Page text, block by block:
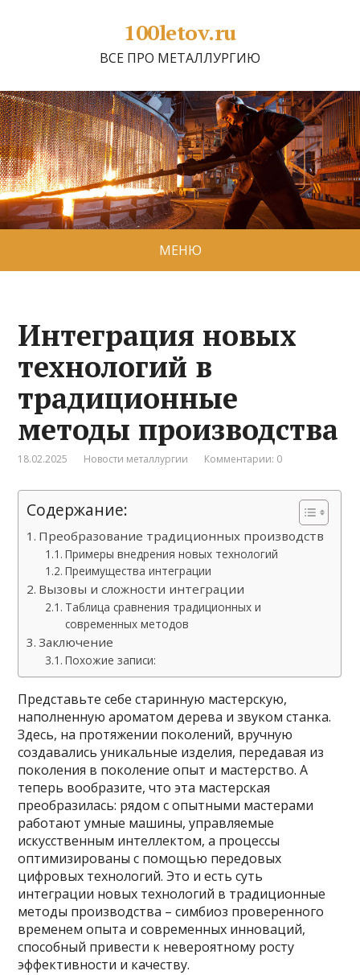
100letov.ru
ВСЕ ПРО МЕТАЛЛУРГИЮ
МЕНЮ
Интеграция новых
технологий в
традиционные
методы производства
18.02.2025 Новости металлургии Комментарии: 0
Содержание:
Преобразование традиционных производств
Примеры внедрения новых технологий
Преимущества интеграции
Вызовы и сложности интеграции
Таблица сравнения традиционных и
современных методов
Заключение
Похожие записи:
Представьте себе старинную мастерскую,
наполненную ароматом дерева и звуком станка.
Здесь, на протяжении поколений, вручную
создавались уникальные изделия, передавая из
поколения в поколение опыт и мастерство. А
теперь вообразите, что эта мастерская
преобразилась: рядом с опытными мастерами
работают умные машины, управляемые
искусственным интеллектом, а процессы
оптимизированы с помощью передовых
цифровых технологий. Это и есть суть
интеграции новых технологий в традиционные
методы производства – симбиоз проверенного
временем опыта и современных инноваций,
способный привести к невероятному росту
эффективности и качеству.